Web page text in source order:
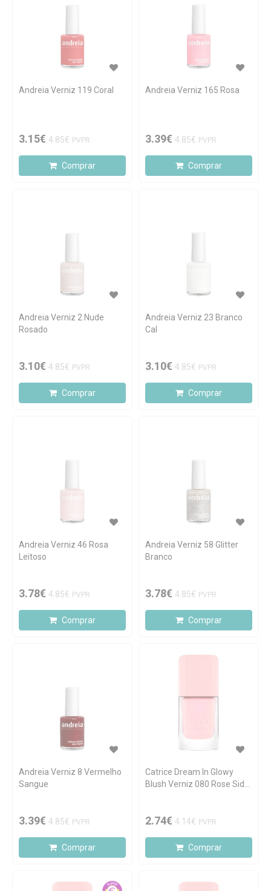
Andreia Verniz 119 Coral
3.15€ 4.85€ PVPR
Comprar
Andreia Verniz 165 Rosa
3.39€ 4.85€ PVPR
Comprar
Andreia Verniz 2 Nude
Rosado
3.10€ 4.85€ PVPR
Comprar
Andreia Verniz 23 Branco
Cal
3.10€ 4.85€ PVPR
Comprar
Andreia Verniz 46 Rosa
Leitoso
3.78€ 4.85€ PVPR
Comprar
Andreia Verniz 58 Glitter
Branco
3.78€ 4.85€ PVPR
Comprar
Andreia Verniz 8 Vermelho
Sangue
3.39€ 4.85€ PVPR
Comprar
Catrice Dream In Glowy
Blush Verniz 080 Rose Side
2.74€ 4.14€ PVPR
Comprar